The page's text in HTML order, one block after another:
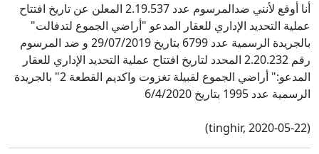
أنا أوقع لأنني ضدالمرسوم عدد 2.19.537 المعلن عن تاريخ افتتاح
عملية التحديد الإداري للعقار المدعو "أراضي الجموع لتدفالت"
بالجريدة الرسمية عدد 6799 بتاريخ 29/07/2019 و ضد المرسوم
رقم 2.20.232 المحدد لتاريخ افتتاح عملية التحديد الإداري للعقار
المدعو:" أراضي الجموع لقبيلة تغزوت واكديم القطعة 2" بالجريدة
الرسمية عدد 1995 بتاريخ 6/4/2020
(tinghir, 2020-05-22)